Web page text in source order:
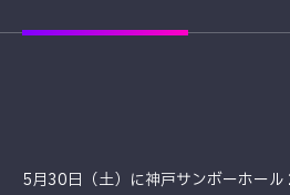
5月30日（土）に神戸サンボーホー